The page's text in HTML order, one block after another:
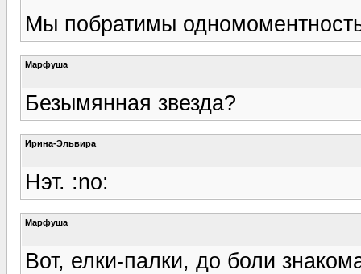
Мы побратимы
Марфуша
Безымянная звезда?
Ирина-Эльвира
Нэт. :no:
Марфуша
Вот, елки-палки, до боли